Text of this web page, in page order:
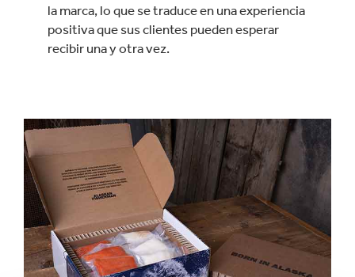
la marca, lo que se traduce en una experiencia
positiva que sus clientes pueden esperar
recibir una y otra vez.